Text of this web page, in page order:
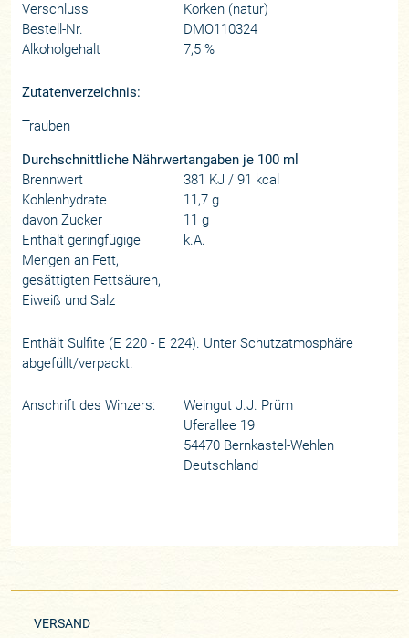
Verschluss
Korken (natur)
Bestell-Nr.
DMO110324
Alkoholgehalt
7,5 %
Zutatenverzeichnis:
Trauben
Durchschnittliche Nährwertangaben je 100 ml
Brennwert
381 KJ / 91 kcal
Kohlenhydrate
11,7 g
davon Zucker
11 g
Enthält geringfügige
Mengen an Fett,
gesättigten Fettsäuren,
Eiweiß und Salz
k.A.
Enthält Sulfite (E 220 - E 224). Unter Schutzatmosphäre
abgefüllt/verpackt.
Anschrift des Winzers:
Weingut J.J. Prüm
Uferallee 19
54470 Bernkastel-Wehlen
Deutschland
VERSAND